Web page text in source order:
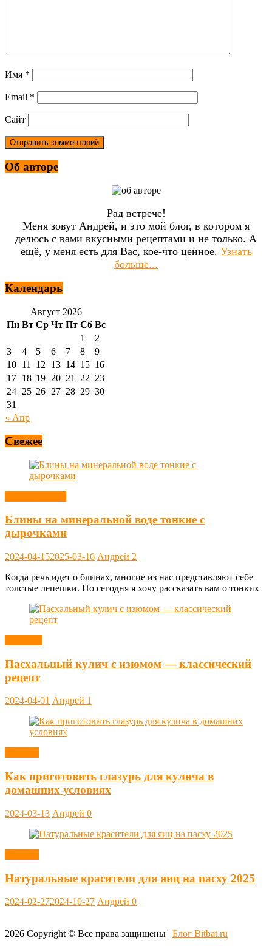
Имя *
Email *
Сайт
Об авторе
Рад встрече!
Меня зовут Андрей, и это мой блог, в котором я
делюсь с вами вкусными рецептами и не только. А
ещё, у меня есть для Вас, кое-что ценное. Узнать
больше...
Календарь
Август 2026
Пн Вт Ср Чт Пт Сб Вс
1
2
3
4 5 6 7 8
9
10 11 12 13 14 15 16
17 18 19 20 21 22 23
24 25 26 27 28 29 30
31
« Апр
Свежее
Блины на минеральной воде тонкие с
дырочками
2024-04-152025-03-16 Андрей 2
Когда речь идет о блинах, многие из нас представляют себе
толстые лепешки. Но сегодня я хочу рассказать вам о тонких
Пасхальный кулич с изюмом — классический
рецепт
2024-04-01 Андрей 1
Как приготовить глазурь для кулича в
домашних условиях
2024-03-13 Андрей 0
Натуральные красители для яиц на пасху 2025
2024-02-272024-10-27 Андрей 0
2026 Copyright © Все права защищены | Блог Bitbat.ru